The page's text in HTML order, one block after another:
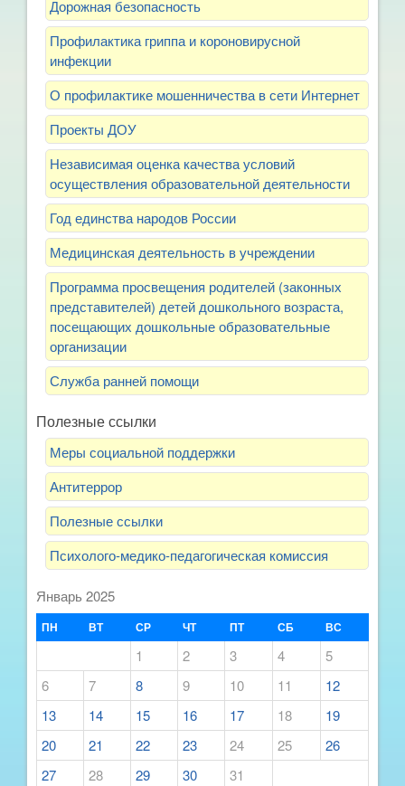
Дорожная безопасность
Профилактика гриппа и короновирусной
инфекции
О профилактике мошенничества в сети Интернет
Проекты ДОУ
Независимая оценка качества условий
осуществления образовательной деятельности
Год единства народов России
Медицинская деятельность в учреждении
Программа просвещения родителей (законных
представителей) детей дошкольного возраста,
посещающих дошкольные образовательные
организации
Служба ранней помощи
Полезные ссылки
Меры социальной поддержки
Антитеррор
Полезные ссылки
Психолого-медико-педагогическая комиссия
Январь 2025
ПН ВТ СР ЧТ ПТ СБ ВС
1 2 3 4
5
6
7 8 9 10 11
12
13
14 15 16 17 18
19
20
21 22 23 24 25
26
27
28 29 30
31